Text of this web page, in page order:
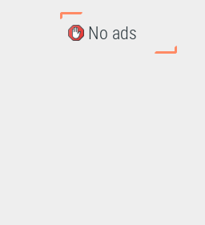
No ads